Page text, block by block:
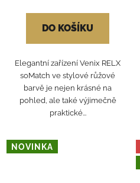
DO KOŠÍKU
Elegantní zařízení Venix RELX
soMatch ve stylové růžové
barvě je nejen krásné na
pohled, ale také výjimečně
praktické...
NOVINKA